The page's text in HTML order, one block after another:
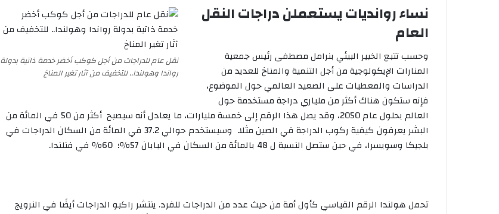
ن
نقل عام للدراجات من أجل كوكب أخضر خدمة ذاتية بدولة
رواندا وهولندا.. للتخفيف من آثار تغير المناخ
نساء روانديات يستعملن دراجات النقل
العام
وحسب تتبع الخبير البيئي بنرامل مصطفى رئيس جمعية
المنارات الإيكولوجية من أجل التنمية والمناخ للعديد من
الدراسات والمعطيات على الصعيد العالمي حول الموضوع،
فإنه ستكون هناك أكثر من ملياري دراجة مستخدمة حول
العالم بحلول عام 2050، وقد يصل هذا الرقم إلى خمسة مليارات، ما يعادل أنه سيصبح أكثر من 50 في المائة من
البشر يعرفون كيفية ركوب الدراجة في الصين مثلا. وسيستخدم حوالي 37.2 في المائة من السكان الدراجات في
بلجيكا وسويسرا، في حين ستصل النسبة ل 48 بالمائة من السكان في اليابان 57٪؛ 60٪ في فنلندا.
تحمل هولندا الرقم القياسي كأول أمة من حيث عدد من الدراجات للفرد. ينتشر راكبو الدراجات أيضًا في النرويج